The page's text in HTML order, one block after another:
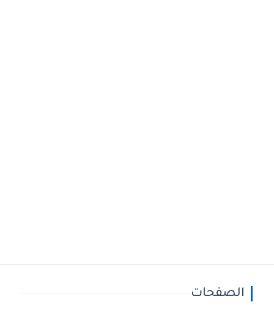
الصفحات